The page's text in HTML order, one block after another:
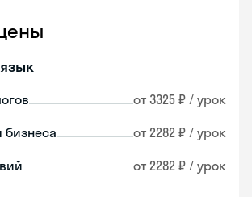
от 3325 ₽ / урок
бизнеса от 2282 ₽ / урок
от 2282 ₽ / урок